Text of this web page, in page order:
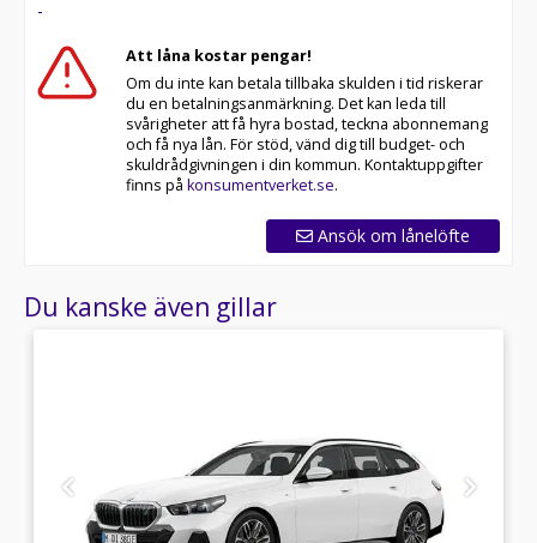
-
Att låna kostar pengar!
Om du inte kan betala tillbaka skulden i tid riskerar
du en betalningsanmärkning. Det kan leda till
svårigheter att få hyra bostad, teckna abonnemang
och få nya lån. För stöd, vänd dig till budget- och
skuldrådgivningen i din kommun. Kontaktuppgifter
finns på konsumentverket.se.
Ansök om lånelöfte
Du kanske även gillar